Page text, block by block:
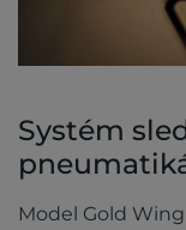
Systém
Model Gold